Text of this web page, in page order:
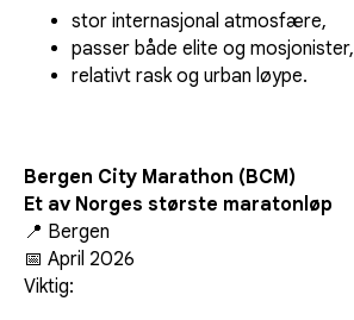
stor internasjonal atmosfære,
passer både elite og mosjonister,
relativt rask og urban løype.
Bergen City Marathon (BCM)
Et av Norges største maratonløp
📍 Bergen
📅 April 2026
Viktig: